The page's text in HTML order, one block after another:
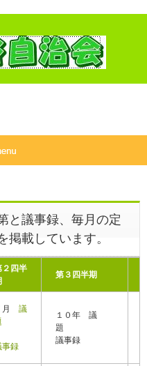
と議事録、毎月の定
掲載しています。
２四半
第３四半期
月 議
事録
１０年 議
題
議事録